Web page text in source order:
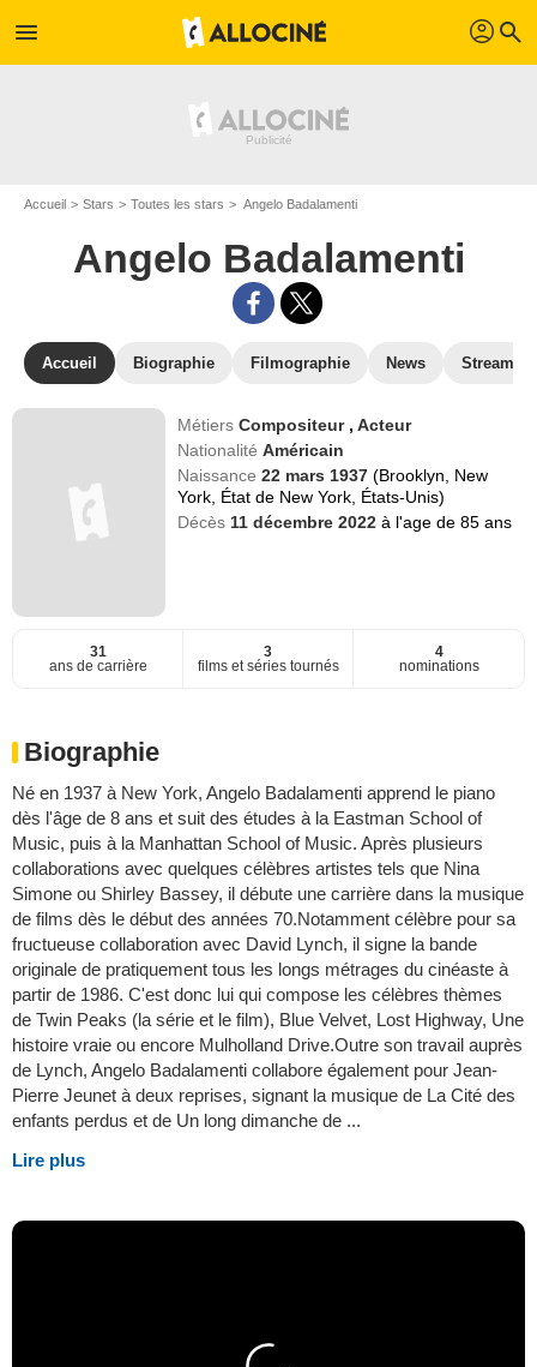
menu profil search
Accueil Stars Toutes les stars Angelo Badalamenti
Angelo Badalamenti
Accueil Biographie Filmographie News Streaming
MétiersCompositeur ,Acteur
NationalitéAméricain
Naissance22 mars 1937(Brooklyn, New
York, État de New York, États-Unis)
Décès 11 décembre 2022à l'age de 85 ans
31
ans de carrière
3
films et séries tournés
4
nominations
Biographie
Né en 1937 à New York, Angelo Badalamenti apprend le piano
dès l'âge de 8 ans et suit des études à la Eastman School of
Music, puis à la Manhattan School of Music. Après plusieurs
collaborations avec quelques célèbres artistes tels que Nina
Simone ou Shirley Bassey, il débute une carrière dans la musique
de films dès le début des années 70.Notamment célèbre pour sa
fructueuse collaboration avec David Lynch, il signe la bande
originale de pratiquement tous les longs métrages du cinéaste à
partir de 1986. C'est donc lui qui compose les célèbres thèmes
de Twin Peaks (la série et le film), Blue Velvet, Lost Highway, Une
histoire vraie ou encore Mulholland Drive.Outre son travail auprès
de Lynch, Angelo Badalamenti collabore également pour Jean-
Pierre Jeunet à deux reprises, signant la musique de La Cité des
enfants perdus et de Un long dimanche de ...
Lire plus